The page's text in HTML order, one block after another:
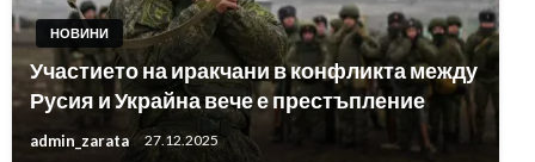
НОВИНИ
Участието на иракчани в конфликта между
Русия и Украйна вече е престъпление
admin_zarata 27.12.2025